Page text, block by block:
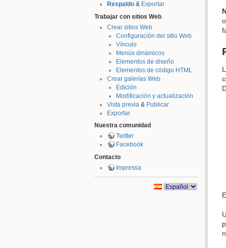
Respaldo& Exportar
Trabajar con sitios Web
Crear sitios Web
Configuración del sitio Web
Vínculo
Menús dinámicos
Elementos de diseño
Elementos de código HTML
Crear galerías Web
Edición
Modificación y actualización
Vista previa & Publicar
Exportar
Nuestra comunidad
Twitter
Facebook
Contacto
Impressa